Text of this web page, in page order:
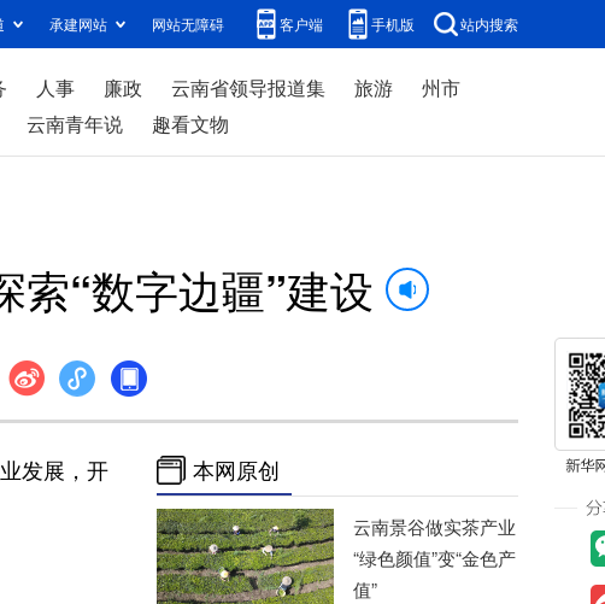
承建网站 网站无障碍 客户端 手机版 站内搜索
人事 廉政 云南省领导报道集 旅游
州市
云南青年说 趣看文物
“数字边疆”建设
发展，开
本网原创
云南景谷做实茶产业
“绿色颜值”变“金色产
值”